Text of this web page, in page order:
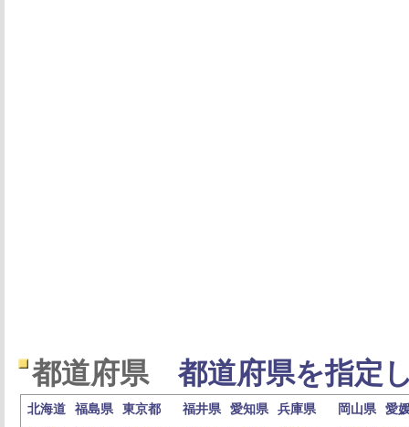
都道府県 都道府県を指定
北海道 福島県 東京都 福井県 愛知県 兵庫県 岡山県
愛